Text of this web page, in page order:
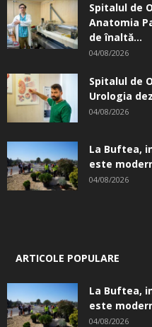
Spitalul de
Anatomia
de înaltă...
04/08/2026
Spitalul de
Urologia
04/08/2026
La Buftea,
este
04/08/2026
ARTICOLE POPULARE
La Buftea,
este
04/08/2026